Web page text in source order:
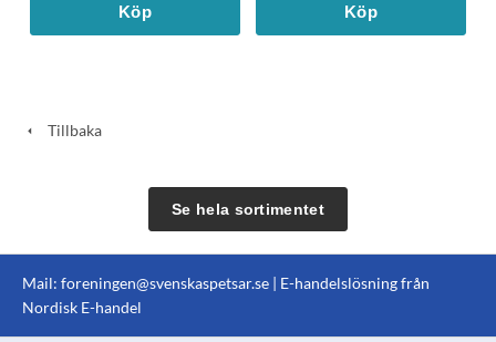
Köp Köp
Tillbaka
Se hela sortimentet
Mail: foreningen@svenskaspetsar.se | E-handelslösning från
Nordisk E-handel